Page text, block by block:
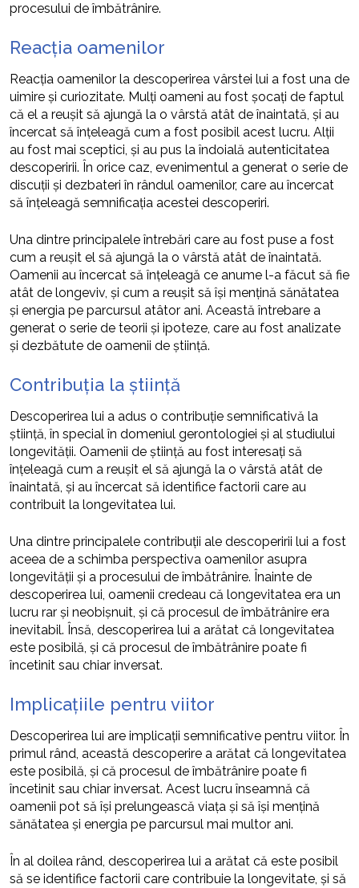
procesului de îmbătrânire.
Reacția oamenilor
Reacția oamenilor la descoperirea vârstei lui a fost una de
uimire și curiozitate. Mulți oameni au fost șocați de faptul
că el a reușit să ajungă la o vârstă atât de înaintată, și au
încercat să înțeleagă cum a fost posibil acest lucru. Alții
au fost mai sceptici, și au pus la îndoială autenticitatea
descoperirii. În orice caz, evenimentul a generat o serie de
discuții și dezbateri în rândul oamenilor, care au încercat
să înțeleagă semnificația acestei descoperiri.
Una dintre principalele întrebări care au fost puse a fost
cum a reușit el să ajungă la o vârstă atât de înaintată.
Oamenii au încercat să înțeleagă ce anume l-a făcut să fie
atât de longeviv, și cum a reușit să își mențină sănătatea
și energia pe parcursul atâtor ani. Această întrebare a
generat o serie de teorii și ipoteze, care au fost analizate
și dezbătute de oamenii de știință.
Contribuția la știință
Descoperirea lui a adus o contribuție semnificativă la
știință, în special în domeniul gerontologiei și al studiului
longevității. Oamenii de știință au fost interesați să
înțeleagă cum a reușit el să ajungă la o vârstă atât de
înaintată, și au încercat să identifice factorii care au
contribuit la longevitatea lui.
Una dintre principalele contribuții ale descoperirii lui a fost
aceea de a schimba perspectiva oamenilor asupra
longevității și a procesului de îmbătrânire. Înainte de
descoperirea lui, oamenii credeau că longevitatea era un
lucru rar și neobișnuit, și că procesul de îmbătrânire era
inevitabil. Însă, descoperirea lui a arătat că longevitatea
este posibilă, și că procesul de îmbătrânire poate fi
încetinit sau chiar inversat.
Implicațiile pentru viitor
Descoperirea lui are implicații semnificative pentru viitor. În
primul rând, această descoperire a arătat că longevitatea
este posibilă, și că procesul de îmbătrânire poate fi
încetinit sau chiar inversat. Acest lucru înseamnă că
oamenii pot să își prelungească viața și să își mențină
sănătatea și energia pe parcursul mai multor ani.
În al doilea rând, descoperirea lui a arătat că este posibil
să se identifice factorii care contribuie la longevitate, și să